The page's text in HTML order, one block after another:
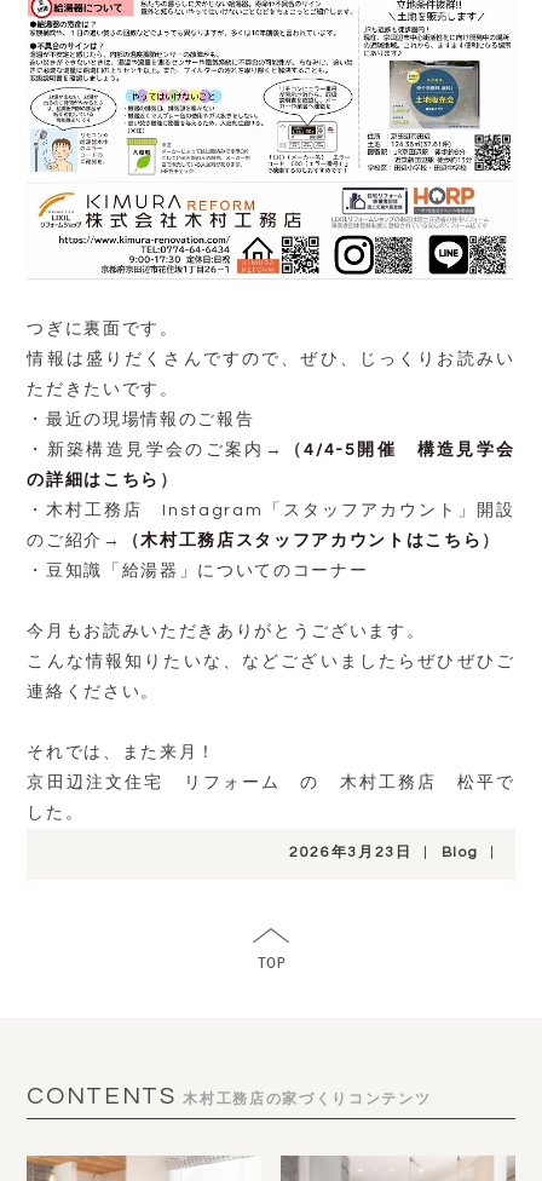
つぎに裏面です。
情報は盛りだくさんですので、ぜひ、じっくりお読みい
ただきたいです。
・最近の現場情報のご報告
・新築構造見学会のご案内→
（4/4-5開催 構造見学会
の詳細はこちら ）
・木村工務店 Instagram「スタッフアカウント」開設
のご紹介→
（木村工務店スタッフアカウントはこちら ）
・豆知識「給湯器」についてのコーナー
今月もお読みいただきありがとうございます。
こんな情報知りたいな、などございましたらぜひぜひご
連絡ください。
それでは、また来月！
京田辺注文住宅 リフォーム の 木村工務店 松平で
した。
2026年3月23日 Blog
CONTENTS 木村工務店の家づくりコンテンツ